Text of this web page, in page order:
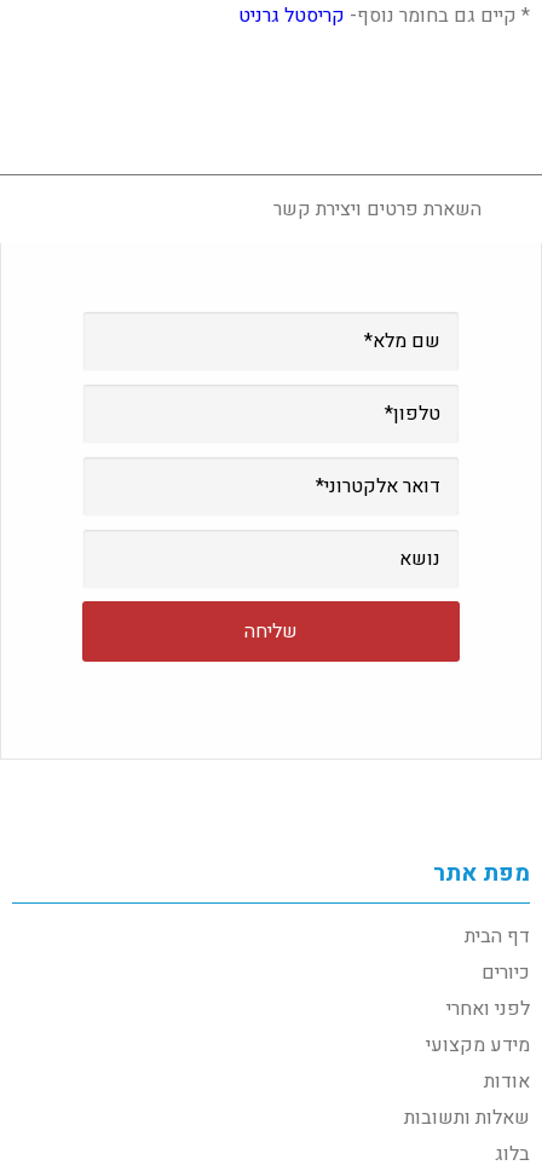
* קיים גם בחומר נוסף- קריסטל גרניט
השארת פרטים ויצירת קשר
מפת אתר
דף הבית
כיורים
לפני ואחרי
מידע מקצועי
אודות
שאלות ותשובות
בלוג